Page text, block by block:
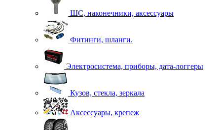
ШС, наконечники, аксессуары
Фитинги, шланги.
Электросистема, приборы, дата-логгеры
Кузов, стекла, зеркала
Аксессуары, крепеж